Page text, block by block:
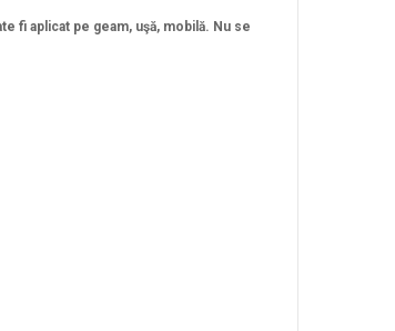
fi aplicat pe geam, uşă, mobilă. Nu se